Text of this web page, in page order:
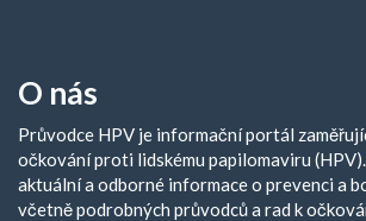
O nás
Průvodce HPV je informační portál
očkování proti lidskému papilomaviru
aktuální a odborné informace o prevenci a
včetně podrobných průvodců a rad k